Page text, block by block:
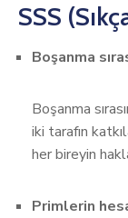
SSS
Boşanma
Boşanma
iki tarafın
her bireyin
Primlerin